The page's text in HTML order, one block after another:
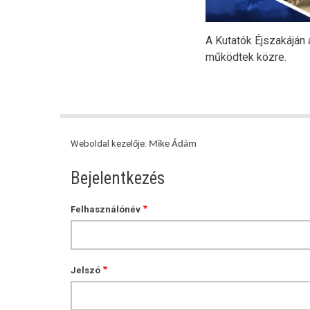
A Kutatók
működtek közre.
Weboldal kezelője: Mike Ádám
Bejelentkezés
Felhasználónév
Jelszó